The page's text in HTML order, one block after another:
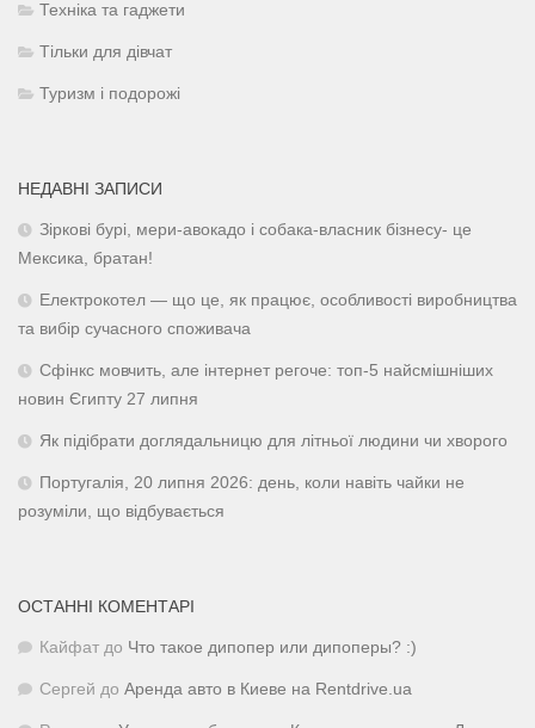
Техніка та гаджети
Тільки для дівчат
Туризм і подорожі
НЕДАВНІ ЗАПИСИ
Зіркові бурі, мери-авокадо і собака-власник бізнесу- це
Мексика, братан!
Електрокотел — що це, як працює, особливості виробництва
та вибір сучасного споживача
Сфінкс мовчить, але інтернет регоче: топ-5 найсмішніших
новин Єгипту 27 липня
Як підібрати доглядальницю для літньої людини чи хворого
Португалія, 20 липня 2026: день, коли навіть чайки не
розуміли, що відбувається
ОСТАННІ КОМЕНТАРІ
Кайфат до Что такое дипопер или дипоперы? :)
Сергей до Аренда авто в Киеве на Rentdrive.ua